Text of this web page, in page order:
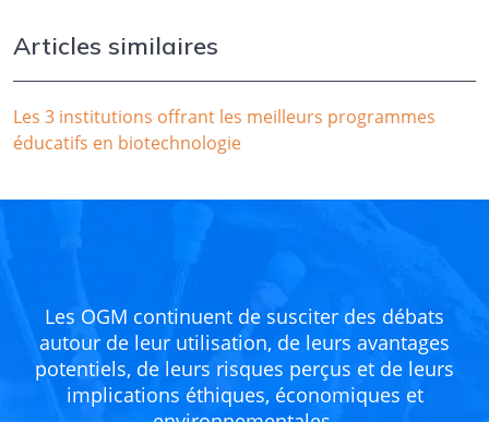
Articles similaires
Les 3 institutions offrant les meilleurs programmes
éducatifs en biotechnologie
Les OGM continuent de susciter des débats
autour de leur utilisation, de leurs avantages
potentiels, de leurs risques perçus et de leurs
implications éthiques, économiques et